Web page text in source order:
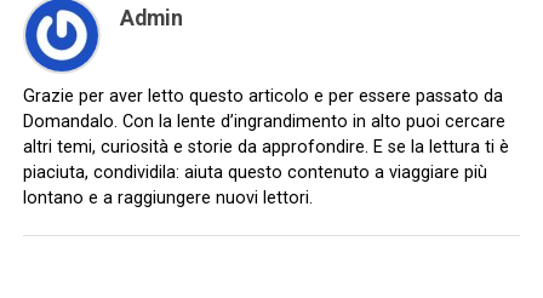
Admin
Grazie per aver letto questo articolo e per essere passato da
Domandalo. Con la lente d’ingrandimento in alto puoi cercare
altri temi, curiosità e storie da approfondire. E se la lettura ti è
piaciuta, condividila: aiuta questo contenuto a viaggiare più
lontano e a raggiungere nuovi lettori.